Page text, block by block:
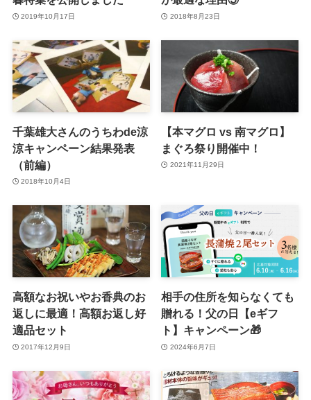
2019年10月17日 2018年8月23日
千葉雄大さんのうちわde涼
涼キャンペーン結果発表
（前編）
2018年10月4日
【本マグロ vs 南マグロ】
まぐろ祭り開催中！
2021年11月29日
高額なお祝いやお香典のお
返しに最適！高額お返し好
適品セット
2017年12月9日
相手の住所を知らなくても
贈れる！父の日【eギフ
ト】キャンペーン🎁
2024年6月7日